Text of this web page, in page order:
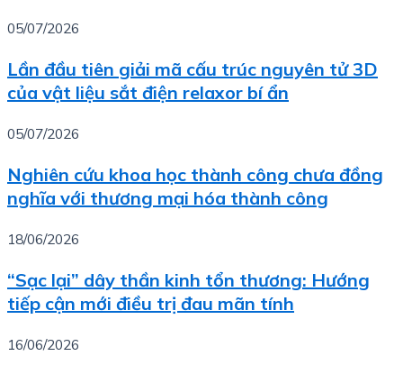
05/07/2026
Lần đầu tiên giải mã cấu trúc nguyên tử 3D
của vật liệu sắt điện relaxor bí ẩn
05/07/2026
Nghiên cứu khoa học thành công chưa đồng
nghĩa với thương mại hóa thành công
18/06/2026
“Sạc lại” dây thần kinh tổn thương: Hướng
tiếp cận mới điều trị đau mãn tính
16/06/2026